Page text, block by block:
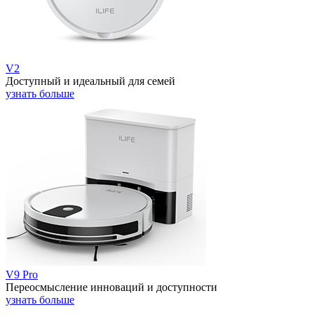
V2
Доступный и идеальный для семей
узнать больше
V9 Pro
Переосмысление инноваций и доступности
узнать больше